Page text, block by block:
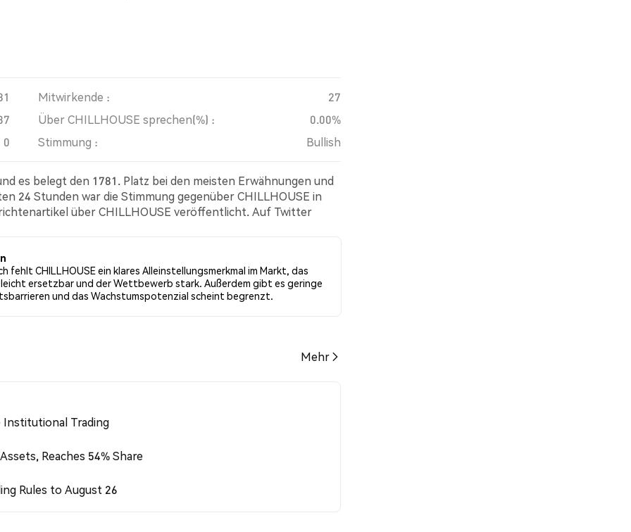
Mitwirkende :
27
Über CHILLHOUSE sprechen(%) :
0.00%
0 Stimmung : Bullish
es belegt den 1781. Platz bei den meisten Erwähnungen und
24 Stunden war die Stimmung gegenüber CHILLHOUSE in
über CHILLHOUSE veröffentlicht. Auf Twitter
fehlt CHILLHOUSE ein klares Alleinstellungsmerkmal im Markt, das
ersetzbar und der Wettbewerb stark. Außerdem gibt es geringe
und das Wachstumspotenzial scheint begrenzt.
Mehr
Institutional Trading
Reaches 54% Share
Rules to August 26